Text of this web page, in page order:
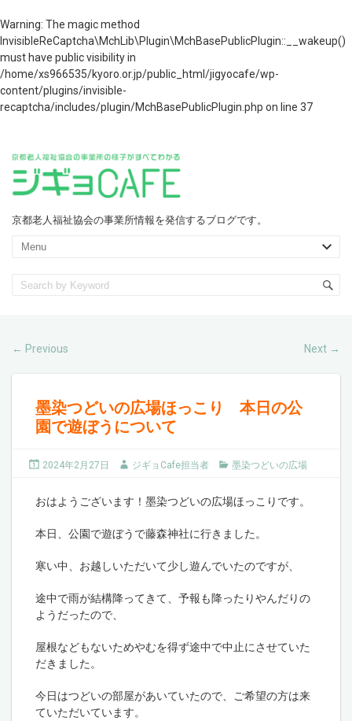
Warning: The magic method
InvisibleReCaptcha\MchLib\Plugin\MchBasePublicPlugin::__wakeup()
must have public visibility in
/home/xs966535/kyoro.or.jp/public_html/jigyocafe/wp-
content/plugins/invisible-
recaptcha/includes/plugin/MchBasePublicPlugin.php on line 37
京都老人福祉協会の事業所情報を発信するブログです。
← Previous Next →
墨染つどいの広場ほっこり 本日の公
園で遊ぼうについて
2024年2月27日 ジギョCafe担当者 墨染つどいの広場
おはようございます！墨染つどいの広場ほっこりです。
本日、公園で遊ぼうで藤森神社に行きました。
寒い中、お越しいただいて少し遊んでいたのですが、
途中で雨が結構降ってきて、予報も降ったりやんだりの
ようだったので、
屋根などもないためやむを得ず途中で中止にさせていた
だきました。
今日はつどいの部屋があいていたので、ご希望の方は来
ていただいています。